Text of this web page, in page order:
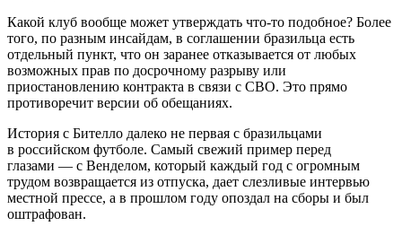
Какой клуб вообще может утверждать что-то подобное? Более
того, по разным инсайдам, в соглашении бразильца есть
отдельный пункт, что он заранее отказывается от любых
возможных прав по досрочному разрыву или
приостановлению контракта в связи с СВО. Это прямо
противоречит версии об обещаниях.
История с Бителло далеко не первая с бразильцами
в российском футболе. Самый свежий пример перед
глазами — с Венделом, который каждый год с огромным
трудом возвращается из отпуска, дает слезливые интервью
местной прессе, а в прошлом году опоздал на сборы и был
оштрафован.